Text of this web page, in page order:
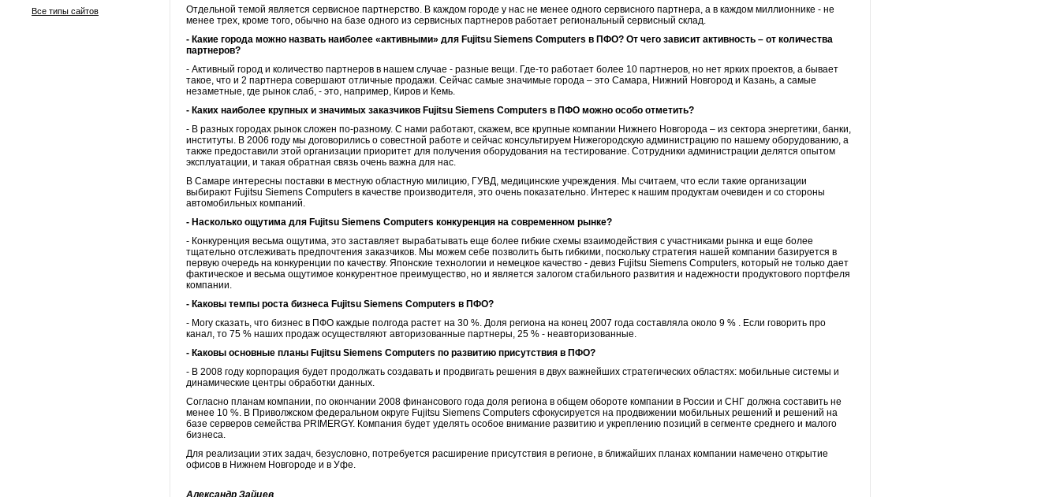
Все типы сайтов
Отдельной темой является сервисное партнерство. В каждом городе у нас не менее одного сервисного партнера, а в каждом миллионнике - не
менее трех, кроме того, обычно на базе одного из сервисных партнеров работает региональный сервисный склад.
- Какие города можно назвать наиболее «активными» для Fujitsu Siemens Computers в ПФО? От чего зависит активность – от количества
партнеров?
- Активный город и количество партнеров в нашем случае - разные вещи. Где-то работает более 10 партнеров, но нет ярких проектов, а бывает
такое, что и 2 партнера совершают отличные продажи. Сейчас самые значимые города – это Самара, Нижний Новгород и Казань, а самые
незаметные, где рынок слаб, - это, например, Киров и Кемь.
- Каких наиболее крупных и значимых заказчиков Fujitsu Siemens Computers в ПФО можно особо отметить?
- В разных городах рынок сложен по-разному. С нами работают, скажем, все крупные компании Нижнего Новгорода – из сектора энергетики, банки,
институты. В 2006 году мы договорились о совестной работе и сейчас консультируем Нижегородскую администрацию по нашему оборудованию, а
также предоставили этой организации приоритет для получения оборудования на тестирование. Сотрудники администрации делятся опытом
эксплуатации, и такая обратная связь очень важна для нас.
В Самаре интересны поставки в местную областную милицию, ГУВД, медицинские учреждения. Мы считаем, что если такие организации
выбирают Fujitsu Siemens Computers в качестве производителя, это очень показательно. Интерес к нашим продуктам очевиден и со стороны
автомобильных компаний.
- Насколько ощутима для Fujitsu Siemens Computers конкуренция на современном рынке?
- Конкуренция весьма ощутима, это заставляет вырабатывать еще более гибкие схемы взаимодействия с участниками рынка и еще более
тщательно отслеживать предпочтения заказчиков. Мы можем себе позволить быть гибкими, поскольку стратегия нашей компании базируется в
первую очередь на конкуренции по качеству. Японские технологии и немецкое качество - девиз Fujitsu Siemens Computers, который не только дает
фактическое и весьма ощутимое конкурентное преимущество, но и является залогом стабильного развития и надежности продуктового портфеля
компании.
- Каковы темпы роста бизнеса Fujitsu Siemens Computers в ПФО?
- Могу сказать, что бизнес в ПФО каждые полгода растет на 30 %. Доля региона на конец 2007 года составляла около 9 % . Если говорить про
канал, то 75 % наших продаж осуществляют авторизованные партнеры, 25 % - неавторизованные.
- Каковы основные планы Fujitsu Siemens Computers по развитию присутствия в ПФО?
- В 2008 году корпорация будет продолжать создавать и продвигать решения в двух важнейших стратегических областях: мобильные системы и
динамические центры обработки данных.
Согласно планам компании, по окончании 2008 финансового года доля региона в общем обороте компании в России и СНГ должна составить не
менее 10 %. В Приволжском федеральном округе Fujitsu Siemens Computers сфокусируется на продвижении мобильных решений и решений на
базе серверов семейства PRIMERGY. Компания будет уделять особое внимание развитию и укреплению позиций в сегменте среднего и малого
бизнеса.
Для реализации этих задач, безусловно, потребуется расширение присутствия в регионе, в ближайших планах компании намечено открытие
офисов в Нижнем Новгороде и в Уфе.
Александр Зайцев